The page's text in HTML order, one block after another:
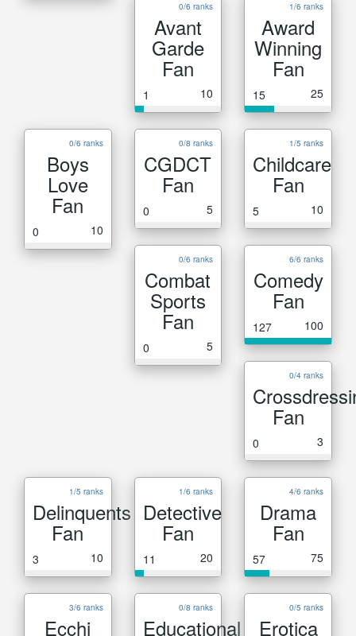
0/6 ranks
Avant
Garde
Fan
1 10
1/6 ranks
Award
Winning
Fan
15 25
0/6 ranks
Boys
Love
Fan
0 10
0/8 ranks
CGDCT
Fan
0 5
1/5 ranks
Childcare
Fan
5 10
0/6 ranks
Combat
Sports
Fan
0 5
6/6 ranks
Comedy
Fan
127 100
0/4 ranks
Fan
0 3
1/5 ranks
Delinquents
Fan
3 10
1/6 ranks
Detective
Fan
11 20
4/6 ranks
Drama
Fan
57 75
3/6 ranks
Ecchi
0/8 ranks
Educational
0/5 ranks
Erotica